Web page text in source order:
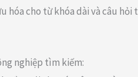
hóa cho từ khóa dài và câu hỏi
nghiệp tìm kiếm: